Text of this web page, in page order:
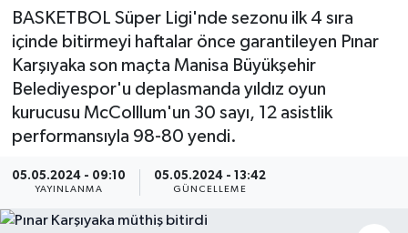
BASKETBOL Süper Ligi'nde sezonu ilk 4 sıra
içinde bitirmeyi haftalar önce garantileyen Pınar
Karşıyaka son maçta Manisa Büyükşehir
Belediyespor'u deplasmanda yıldız oyun
kurucusu McColllum'un 30 sayı, 12 asistlik
performansıyla 98-80 yendi.
05.05.2024 - 09:10
YAYINLANMA
05.05.2024 - 13:42
GÜNCELLEME
Ekonomi
Sağlık
Magazin
Kültür Sanat
Resmi Reklam
Son Dakika Haberleri
Haber Arşivi